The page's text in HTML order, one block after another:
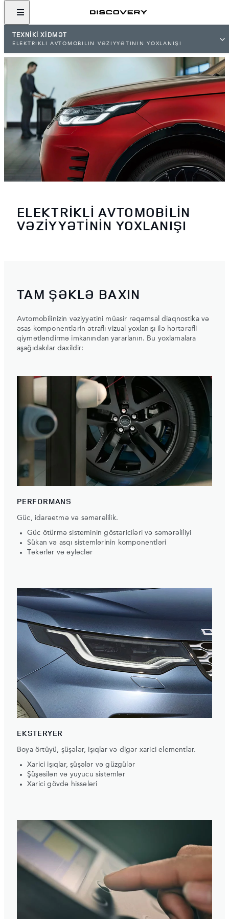
TEXNİKİ XİDMƏT
ELEKTRİKLİ AVTOMOBİLİN VƏZİYYƏTİNİN YOXLANIŞI
ELEKTRİKLİ AVTOMOBİLİN
VƏZİYYƏTİNİN YOXLANIŞI
TAM ŞƏKLƏ BAXIN
Avtomobilinizin vəziyyətini müasir rəqəmsal diaqnostika və
əsas komponentlərin ətraflı vizual yoxlanışı ilə hərtərəfli
qiymətləndirmə imkanından yararlanın. Bu yoxlamalara
aşağıdakılar daxildir:
PERFORMANS
Güc, idarəetmə və səmərəlilik.
Güc ötürmə sisteminin göstəriciləri və səmərəliliyi
Sükan və asqı sistemlərinin komponentləri
Təkərlər və əyləclər
EKSTERYER
Boya örtüyü, şüşələr, işıqlar və digər xarici elementlər.
Xarici işıqlar, şüşələr və güzgülər
Şüşəsilən və yuyucu sistemlər
Xarici gövdə hissələri